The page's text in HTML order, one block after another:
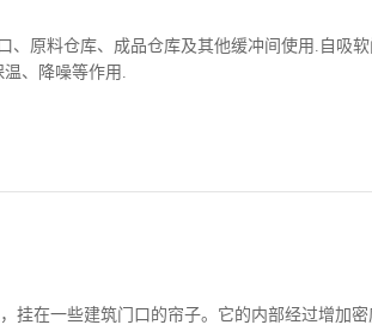
、原料仓库、成品仓库及其他缓冲间使用.自吸
、降噪等作用.
挂在一些建筑门口的帘子。它的内部经过增加